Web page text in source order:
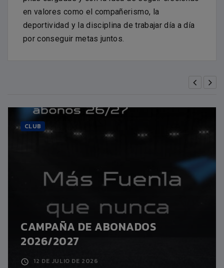
en valores como el compañerismo, la
deportividad y la disciplina de trabajar día a día
por conseguir metas juntos.
CLUB
CAMPAÑA DE ABONADOS
2026/2027
12 DE JULIO DE 2026